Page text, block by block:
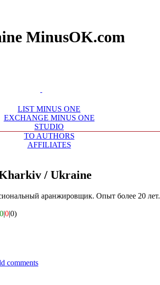
MinusOK.com
LIST MINUS ONE
EXCHANGE MINUS ONE
STUDIO
TO AUTHORS
AFFILIATES
/ Ukraine
аранжировщик. Опыт более 20 лет.
|0|0)
comments